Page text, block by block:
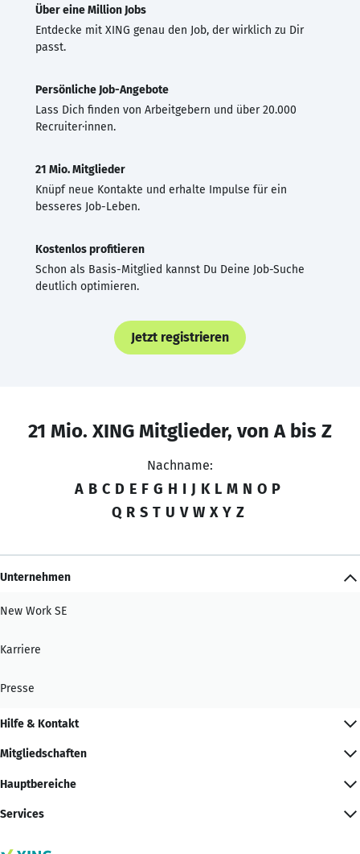
Über eine Million Jobs
Entdecke mit XING genau den Job, der wirklich zu Dir
passt.
Persönliche Job-Angebote
Lass Dich finden von Arbeitgebern und über 20.000
Recruiter·innen.
21 Mio. Mitglieder
Knüpf neue Kontakte und erhalte Impulse für ein
besseres Job-Leben.
Kostenlos profitieren
Schon als Basis-Mitglied kannst Du Deine Job-Suche
deutlich optimieren.
Jetzt registrieren
21 Mio. XING Mitglieder, von A bis Z
Nachname:
A B C D E F G H I J K L M N O P
Q R S T U V W X Y Z
Unternehmen
New Work SE
Karriere
Presse
Hilfe & Kontakt
Mitgliedschaften
Hauptbereiche
Services